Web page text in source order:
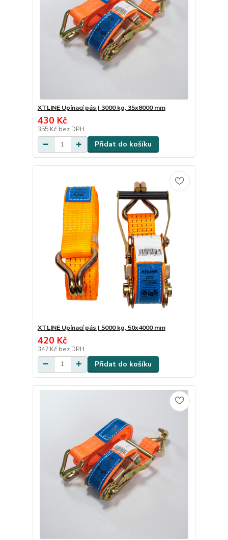
XTLINE Upínací pás | 3000 kg, 35x8000 mm
430 Kč
355 Kč bez DPH
Přidat do košíku
XTLINE Upínací pás | 5000 kg, 50x4000 mm
420 Kč
347 Kč bez DPH
Přidat do košíku